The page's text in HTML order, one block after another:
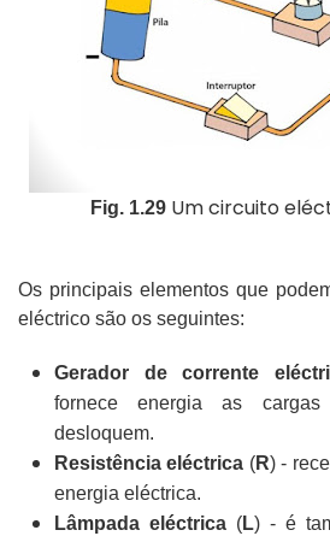
Fig. 1.29Um circuito
Os principais elementos que
eléctrico são os seguintes:
Gerador de corrente
fornece energia as
desloquem.
Resistência eléctrica (R) -
energia eléctrica.
Lâmpada eléctrica (L) - é